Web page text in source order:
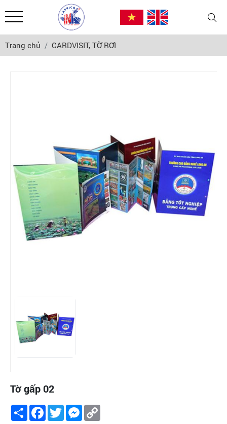
Trang chủ CARDVISIT, TỜ RƠI
Tờ gấp 02
Share Facebook
TwitterMessenger